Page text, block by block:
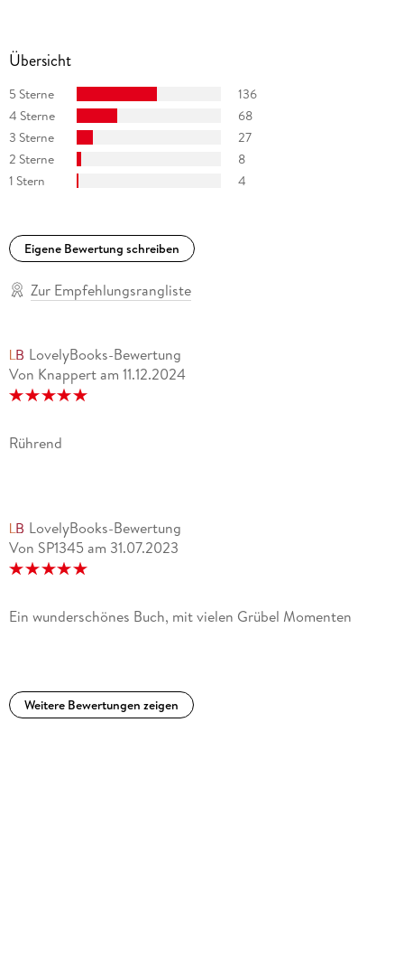
Übersicht
5 Sterne
136
4 Sterne
68
3 Sterne
27
2 Sterne
8
1 Stern
4
Eigene Bewertung schreiben
Zur Empfehlungsrangliste
LovelyBooks-Bewertung
Von Knappert am 11.12.2024
Rührend
LovelyBooks-Bewertung
Von SP1345 am 31.07.2023
Ein wunderschönes Buch, mit vielen Grübel Momenten
Weitere Bewertungen zeigen